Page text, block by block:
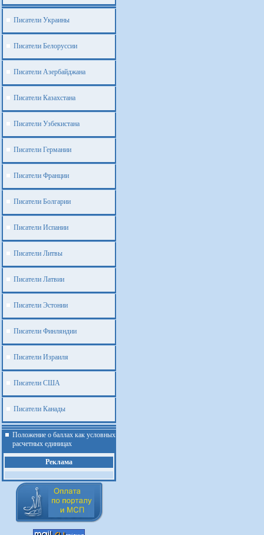
Писатели Украины
Писатели Белоруссии
Писатели Азербайджана
Писатели Казахстана
Писатели Узбекистана
Писатели Германии
Писатели Франции
Писатели Болгарии
Писатели Испании
Писатели Литвы
Писатели Латвии
Писатели Эстонии
Писатели Финляндии
Писатели Израиля
Писатели США
Писатели Канады
Положение о баллах как условных
расчетных единицах
Реклама